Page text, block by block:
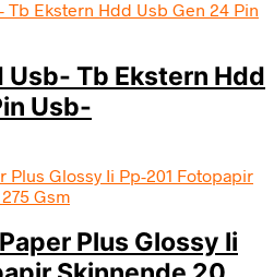
Usb- Tb Ekstern Hdd
Usb-
Plus Glossy Ii